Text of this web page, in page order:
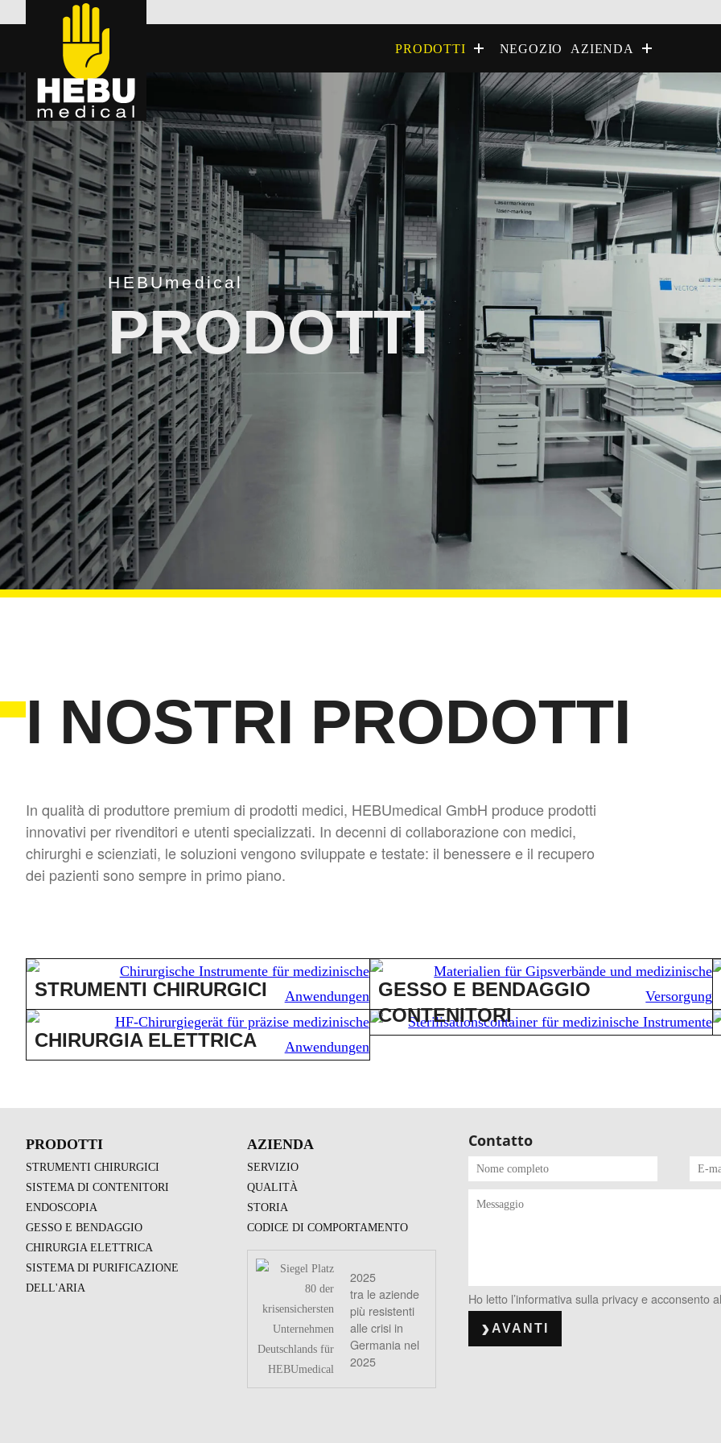
PRODOTTI NEGOZIO AZIENDA
HEBUmedical
PRODOTTI
I NOSTRI PRODOTTI
In qualità di produttore premium di prodotti medici, HEBUmedical GmbH produce prodotti
innovativi per rivenditori e utenti specializzati. In decenni di collaborazione con medici,
chirurghi e scienziati, le soluzioni vengono sviluppate e testate: il benessere e il recupero
dei pazienti sono sempre in primo piano.
STRUMENTI CHIRURGICI
CHIRURGIA ELETTRICA
GESSO E BENDAGGIO
CONTENITORI
PRODOTTI
STRUMENTI CHIRURGICI
SISTEMA DI CONTENITORI
ENDOSCOPIA
GESSO E BENDAGGIO
CHIRURGIA ELETTRICA
SISTEMA DI PURIFICAZIONE
DELL'ARIA
AZIENDA
SERVIZIO
QUALITÀ
STORIA
CODICE DI COMPORTAMENTO
2025
tra le aziende
più resistenti
alle crisi in
Germania nel
2025
Contatto
Ho letto l’informativa sulla privacy e acconsento
AVANTI